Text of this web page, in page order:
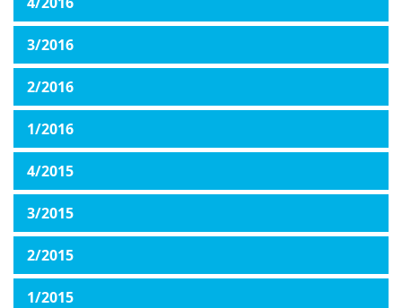
3/2016
2/2016
1/2016
4/2015
3/2015
2/2015
1/2015